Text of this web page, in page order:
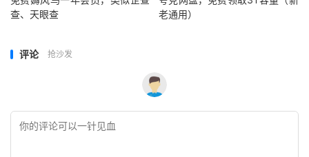
查、天眼查
老通用）
评论 抢沙发